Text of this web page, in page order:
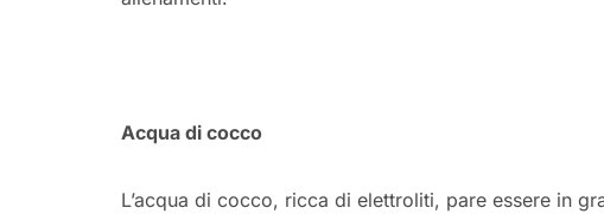
Acqua di cocco
L’acqua di cocco, ricca di elettroliti, pare essere in